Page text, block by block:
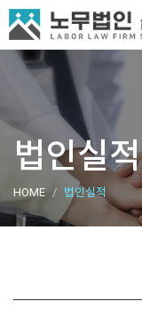
법인실적
HOME 법인실적